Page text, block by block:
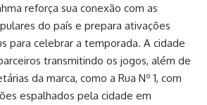
reforça sua conexão com as
do país e prepara ativações
para celebrar a temporada. A cidade
transmitindo os jogos, além de
da marca, como a Rua Nº 1, com
espalhados pela cidade em